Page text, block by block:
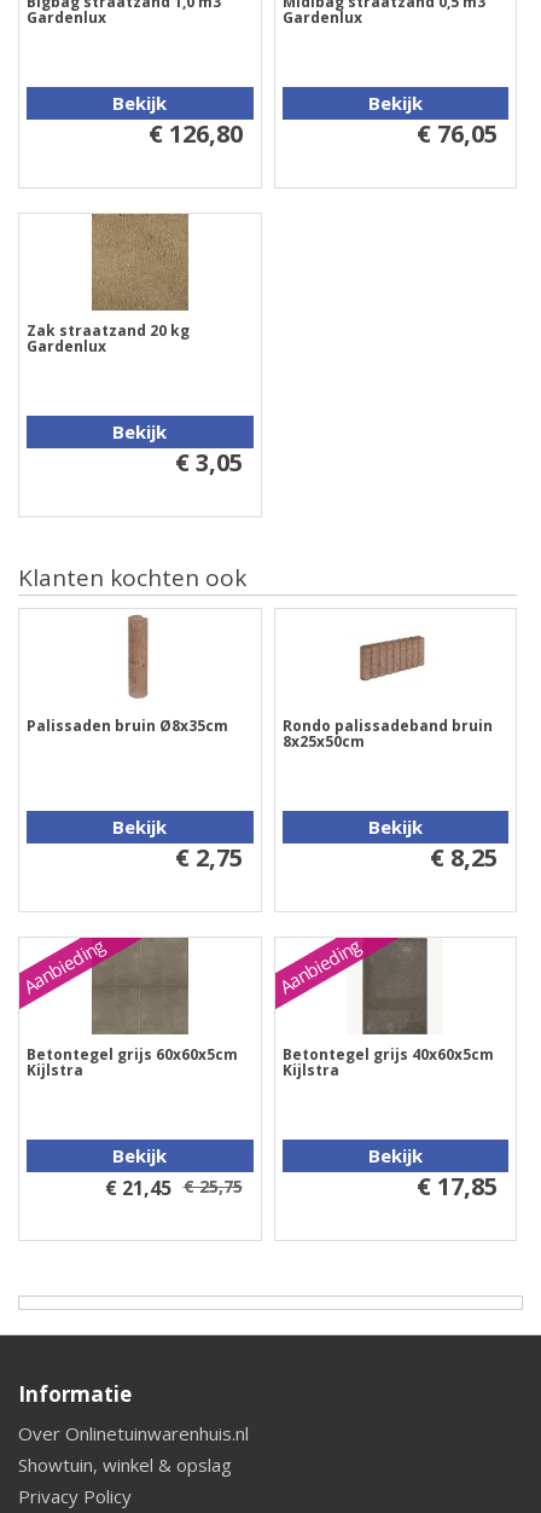
Gardenlux
Bekijk
€ 126,80
Gardenlux
Bekijk
€ 76,05
Zak straatzand 20 kg
Gardenlux
Bekijk
€ 3,05
Klanten kochten ook
Palissaden bruin Ø8x35cm
Bekijk
€ 2,75
Rondo palissadeband bruin
8x25x50cm
Bekijk
€ 8,25
Aanbieding
Betontegel grijs 60x60x5cm
Kijlstra
Bekijk
€ 21,45 € 25,75
Aanbieding
Betontegel grijs 40x60x5cm
Kijlstra
Bekijk
€ 17,85
Informatie
Over Onlinetuinwarenhuis.nl
Showtuin, winkel & opslag
Privacy Policy